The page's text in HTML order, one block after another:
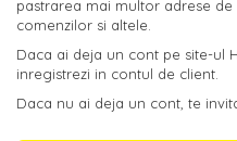
pastrarea mai multor adrese
comenzilor si altele.
Daca ai deja un cont pe site-ul
inregistrezi in contul de client.
Daca nu ai deja un cont, te